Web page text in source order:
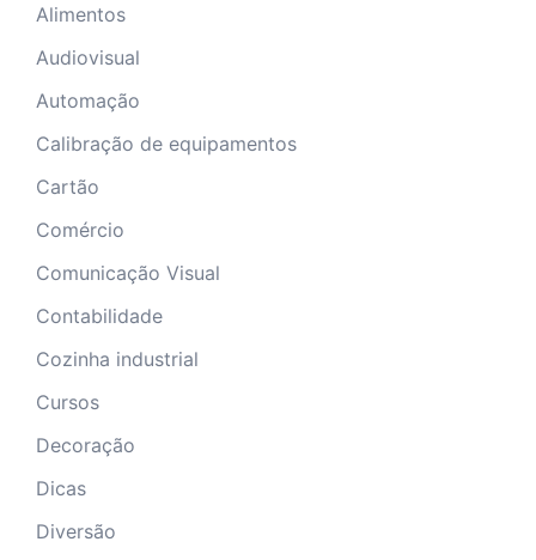
Alimentos
Audiovisual
Automação
Calibração de equipamentos
Cartão
Comércio
Comunicação Visual
Contabilidade
Cozinha industrial
Cursos
Decoração
Dicas
Diversão